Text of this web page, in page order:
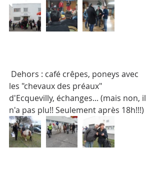
les "chevaux des préaux"
d'Ecquevilly, échanges... (mais non, il
n'a pas plu!! Seulement après 18h!!!)